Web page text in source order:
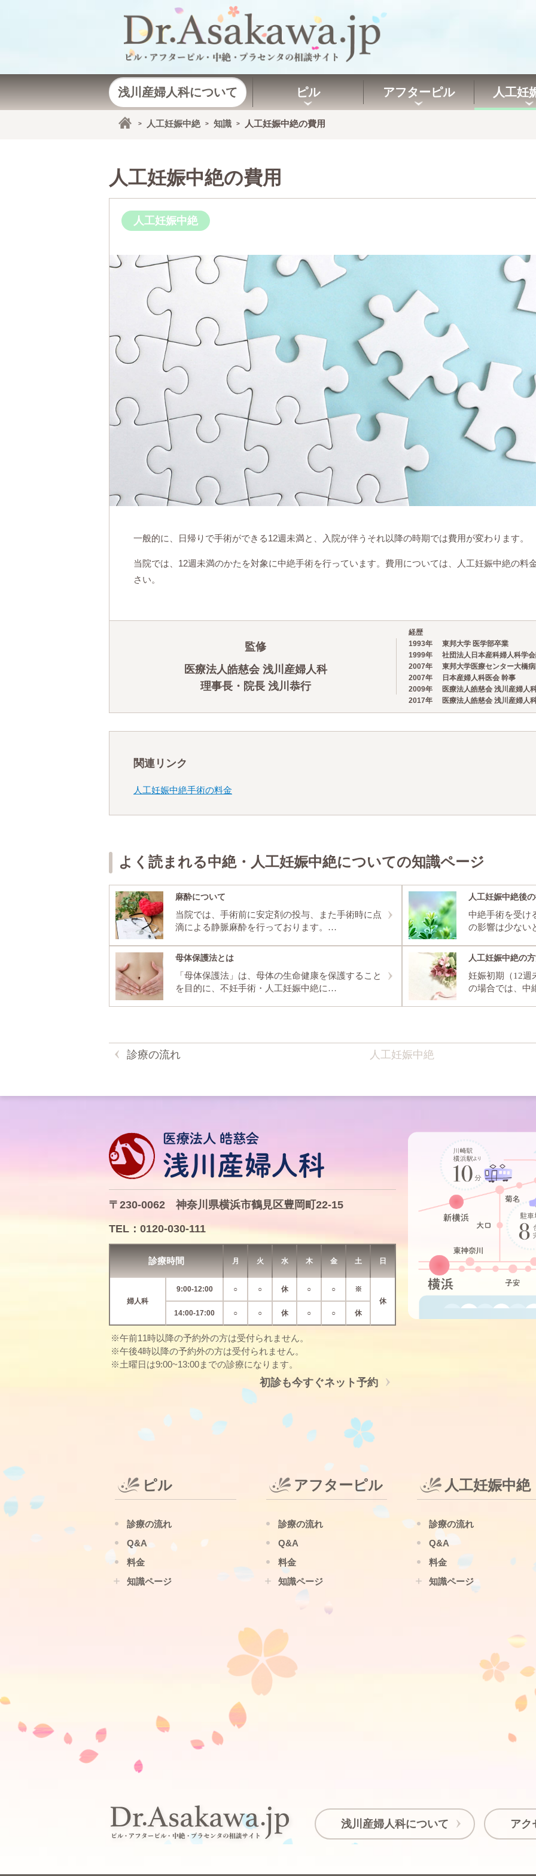
浅川産婦人科について ピル アフターピル 人工妊
> 人工妊娠中絶 > 知識 > 人工妊娠中絶の費用
人工妊娠中絶の費用
人工妊娠中絶
一般的に、日帰りで手術ができる12週未満と、入院が伴うそれ以降の時期では費用が変わります。
当院では、12週未満のかたを対象に中絶手術を行っています。費用については、人工妊娠中絶の料
さい。
監修
医療法人皓慈会 浅川産婦人科
理事長・院長 浅川恭行
経歴
1993年
東邦大学 医学部卒業
1999年
社団法人日本産科婦人科学
2007年
東邦大学医療センター大橋
2007年
日本産婦人科医会 幹事
2009年
医療法人皓慈会 浅川産婦人
2017年
医療法人皓慈会 浅川産婦人
関連リンク
人工妊娠中絶手術の料金
よく読まれる中絶・人工妊娠中絶についての知識ページ
麻酔について
当院では、手術前に安定剤の投与、また手術時に点
滴による静脈麻酔を行っております。…
人工妊娠中絶後
中絶手術を受け
の影響は少ない
母体保護法とは
「母体保護法」は、母体の生命健康を保護すること
を目的に、不妊手術・人工妊娠中絶に…
人工妊娠中絶の
妊娠初期（12週
の場合では、
診療の流れ 人工妊娠中絶
〒230-0062 神奈川県横浜市鶴見区豊岡町22-15
TEL：0120-030-111
診療時間 月 火 水 木 金 土 日
婦人科
9:00-12:00 ○ ○ 休 ○ ○
※
休
14:00-17:00
○ ○ 休 ○ ○ 休
※午前11時以降の予約外の方は受付られません。
※午後4時以降の予約外の方は受付られません。
※土曜日は9:00~13:00までの診療になります。
初診も今すぐネット予約
ピル
診療の流れ
Q&A
料金
知識ページ
アフターピル
診療の流れ
Q&A
料金
知識ページ
人工妊娠中絶
診療の流れ
Q&A
料金
知識ページ
浅川産婦人科について アク